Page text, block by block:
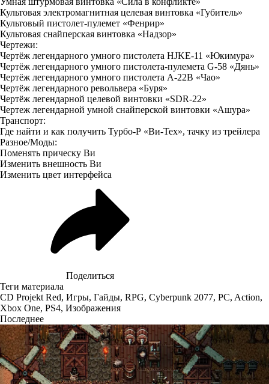
Культовая электромагнитная целевая винтовка «Губитель»
Культовый пистолет-пулемет «Фенрир»
Культовая снайперская винтовка «Надзор»
Чертежи:
Чертёж легендарного умного пистолета HJKE-11 «Юкимура»
Чертёж легендарного умного пистолета-пулемета G-58 «Дянь»
Чертёж легендарного умного пистолета A-22B «Чао»
Чертёж легендарного револьвера «Буря»
Чертёж легендарной целевой винтовки «SDR-22»
Чертеж легендарной умной снайперской винтовки «Ашура»
Транспорт:
Где найти и как получить Турбо-Р «Ви-Тех», тачку из трейлера
Разное/Моды:
Поменять прическу Ви
Изменить внешность Ви
Изменить цвет интерфейса
Поделиться
Теги материала
CD Projekt Red, Игры, Гайды, RPG, Cyberpunk 2077, PC, Action,
Xbox One, PS4, Изображения
Последнее